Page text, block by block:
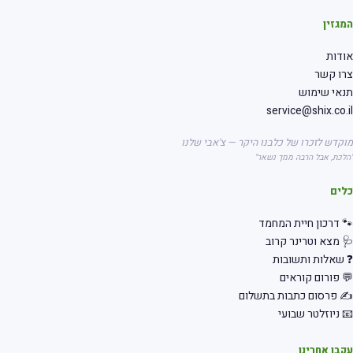
קשר
שימוש
לזכרו של כלבנו היקר — צ'אבי שלנו
אבל הרבה ממך נשאר"
דרכון חיית המחמד
מצא וטרינר קרוב
שאלות ותשובות
פורום קוראים
פרסום כתבות בתשלום
ניוזלטר שבועי
אחרינו